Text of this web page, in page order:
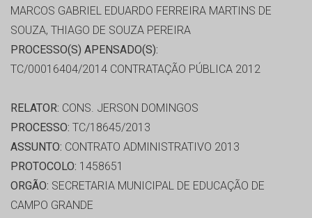
MARCOS GABRIEL EDUARDO FERREIRA MARTINS DE
SOUZA, THIAGO DE SOUZA PEREIRA
PROCESSO(S) APENSADO(S):
TC/00016404/2014 CONTRATAÇÃO PÚBLICA 2012
RELATOR: CONS. JERSON DOMINGOS
PROCESSO: TC/18645/2013
ASSUNTO: CONTRATO ADMINISTRATIVO 2013
PROTOCOLO: 1458651
ORGÃO: SECRETARIA MUNICIPAL DE EDUCAÇÃO DE
CAMPO GRANDE